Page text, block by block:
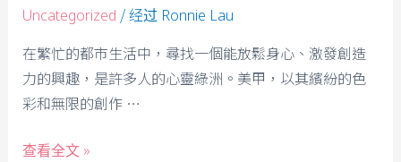
Uncategorized / 经过 Ronnie Lau
在繁忙的都市生活中，尋找一個能放鬆身心、激發創造
力的興趣，是許多人的心靈綠洲。美甲，以其繽紛的色
彩和無限的創作 …
查看全文 »